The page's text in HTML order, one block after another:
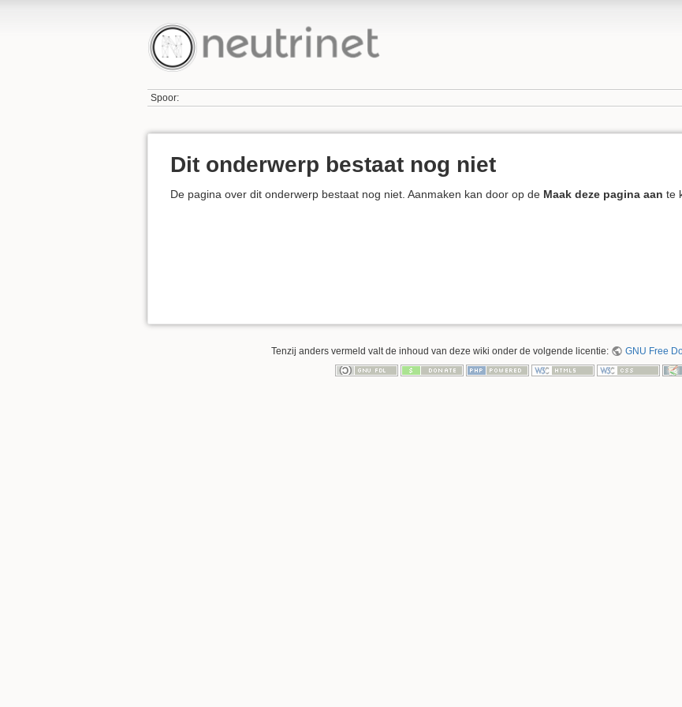
Spoor:
Dit onderwerp bestaat nog niet
De pagina over dit onderwerp bestaat nog niet. Aanmaken kan door op de Maak deze pagina aan te
Tenzij anders vermeld valt de inhoud van deze wiki onder de volgende licentie: GNU Free